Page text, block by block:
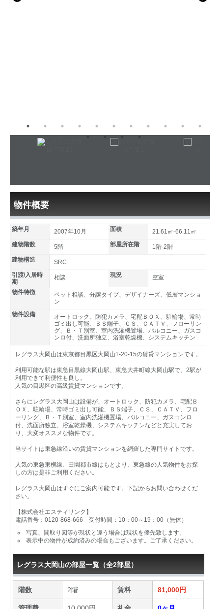
物件概要
築年月 2007年10月 面積
21.61㎡-66.11㎡
建物階数
5階 部屋所在階
1階-2階
建物構造
SRC
引渡/入居時
期
相談 現況 空室
物件特徴
ペット相談、分譲タイプ、デザイナーズ、低層マンショ
ン
物件設備
オートロック、防犯カメラ、宅配ＢＯＸ、駐輪場、常時
ゴミ出し可能、ＢＳ端子、ＣＳ、ＣＡＴＶ、フローリン
グ、Ｂ・Ｔ別室、室内洗濯機置場、バルコニー、ガスコ
ンロ付、洗面所独立、浴室乾燥機、システムキッチン
レグラス大岡山は東京都目黒区大岡山1-20-15の賃貸マンションです。
利用可能な駅は東急目黒線大岡山駅、東急大井町線大岡山駅で、2駅が
利用できて利便性も良し。
人気の目黒区の高級賃貸マンションです。
さらにレグラス大岡山は設備が、オートロック、防犯カメラ、宅配Ｂ
ＯＸ、駐輪場、常時ゴミ出し可能、ＢＳ端子、ＣＳ、ＣＡＴＶ、フロ
ーリング、Ｂ・Ｔ別室、室内洗濯機置場、バルコニー、ガスコンロ
付、洗面所独立、浴室乾燥機、システムキッチンなどと充実してお
り、大変オススメな物件です。
当サイトは東急線沿いの賃貸マンションを網羅した専門サイトです。
人気の東急東横線、田園都市線はもとより、東急線の人気物件をお探
しの方は是非ご利用ください。
レグラス大岡山はすぐにご案内可能です。下記からお問い合わせくだ
さい。
【株式会社エスティリンク】
電話番号：0120-868-666 受付時間：10：00～19：00（無休）
写真、間取り図等が現状と違う場合は現状を優先致します。
表示中の物件が成約済みの場合もございます。ご了承ください。
レグラス大岡山の部屋一覧（全2部屋）
階数 2階 賃料 81,000円